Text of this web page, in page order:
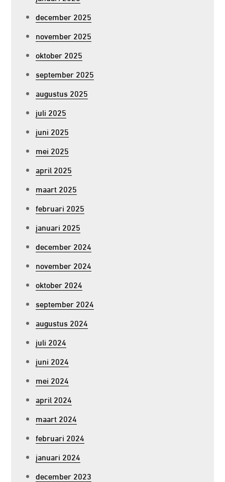
december 2025
november 2025
oktober 2025
september 2025
augustus 2025
juli 2025
juni 2025
mei 2025
april 2025
maart 2025
februari 2025
januari 2025
december 2024
november 2024
oktober 2024
september 2024
augustus 2024
juli 2024
juni 2024
mei 2024
april 2024
maart 2024
februari 2024
januari 2024
december 2023